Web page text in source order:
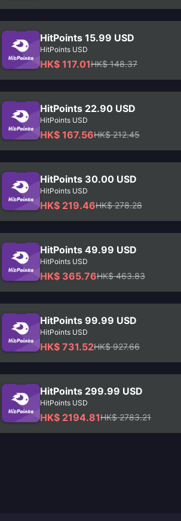
HitPoints 15.99 USD
HitPoints USD
HK$ 117.01HK$ 148.37
HitPoints 22.90 USD
HitPoints USD
HK$ 167.56HK$ 212.45
HitPoints 30.00 USD
HitPoints USD
HK$ 219.46HK$ 278.28
HitPoints 49.99 USD
HitPoints USD
HK$ 365.76HK$ 463.83
HitPoints 99.99 USD
HitPoints USD
HK$ 731.52HK$ 927.66
HitPoints 299.99 USD
HitPoints USD
HK$ 2194.81HK$ 2783.21